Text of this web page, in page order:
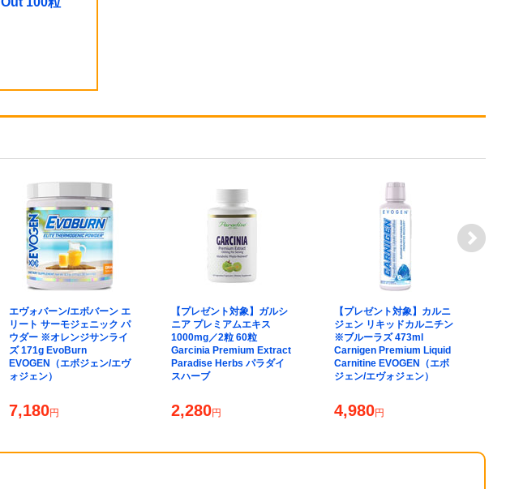
エヴォバーン/エボバーン エ
リート サーモジェニック パ
ウダー ※オレンジサンライ
ズ 171g EvoBurn
EVOGEN（エボジェン/エヴ
ォジェン）
7,180円
【プレゼント対象】ガルシ
ニア プレミアムエキス
1000mg／2粒 60粒
Garcinia Premium Extract
Paradise Herbs パラダイ
スハーブ
2,280円
【プレゼント対象】カルニ
ジェン リキッドカルニチン
※ブルーラズ 473ml
Carnigen Premium Liquid
Carnitine EVOGEN（エボ
ジェン/エヴォジェン）
4,980円